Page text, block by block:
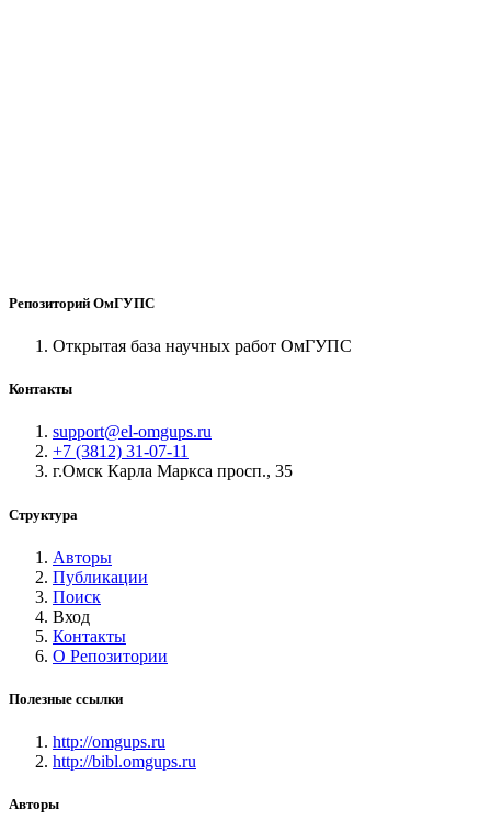
Репозиторий ОмГУПС
Открытая база научных работ ОмГУПС
Контакты
support@el-omgups.ru
+7 (3812) 31-07-11
г.Омск Карла Маркса просп., 35
Структура
Авторы
Публикации
Поиск
Вход
Контакты
О Репозитории
Полезные ссылки
http://omgups.ru
http://bibl.omgups.ru
Авторы